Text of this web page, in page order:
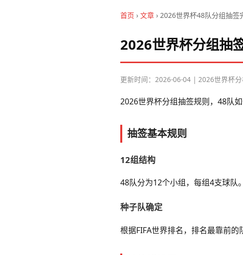
首页 › 文章 › 2026世界杯48队分组抽签
2026世界杯分组抽
更新时间：2026-06-04 | 2026世界杯分
2026世界杯分组抽签规则，48队
抽签基本规则
12组结构
48队分为12个小组，每组4支球队
种子队确定
根据FIFA世界排名，排名最靠前